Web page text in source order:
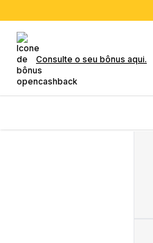
Consulte o seu bônus aqui.